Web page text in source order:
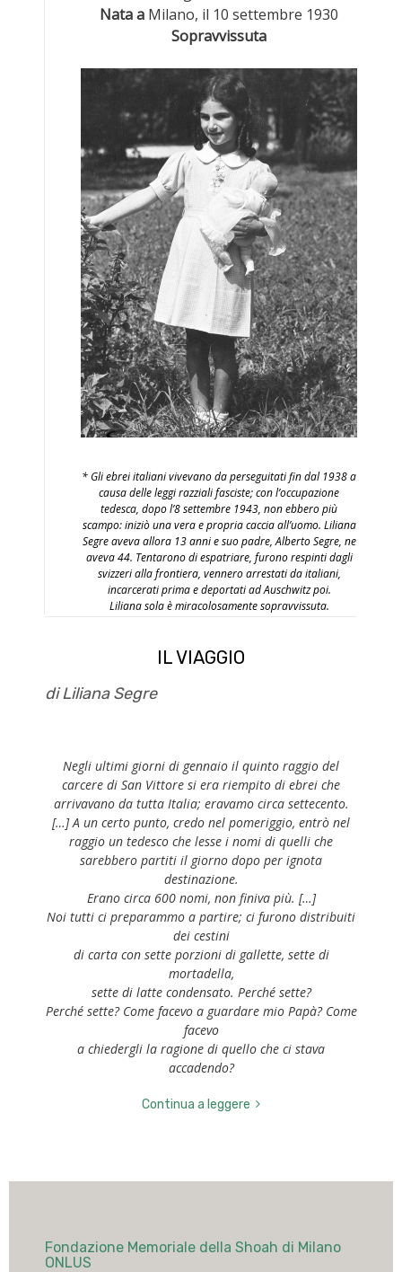
Nata a Milano, il 10 settembre 1930
Sopravvissuta
* Gli ebrei italiani vivevano da perseguitati fin dal 1938 a
causa delle leggi razziali fasciste; con l’occupazione
tedesca, dopo l’8 settembre 1943, non ebbero più
scampo: iniziò una vera e propria caccia all’uomo. Liliana
Segre aveva allora 13 anni e suo padre, Alberto Segre, ne
aveva 44. Tentarono di espatriare, furono respinti dagli
svizzeri alla frontiera, vennero arrestati da italiani,
incarcerati prima e deportati ad Auschwitz poi.
Liliana sola è miracolosamente sopravvissuta.
IL VIAGGIO
di Liliana Segre
Negli ultimi giorni di gennaio il quinto raggio del
carcere di San Vittore si era riempito di ebrei che
arrivavano da tutta Italia; eravamo circa settecento.
[…] A un certo punto, credo nel pomeriggio, entrò nel
raggio un tedesco che lesse i nomi di quelli che
sarebbero partiti il giorno dopo per ignota
destinazione.
Erano circa 600 nomi, non finiva più. […]
Noi tutti ci preparammo a partire; ci furono distribuiti
dei cestini
di carta con sette porzioni di gallette, sette di
mortadella,
sette di latte condensato. Perché sette?
Perché sette? Come facevo a guardare mio Papà? Come
facevo
a chiedergli la ragione di quello che ci stava
accadendo?
Continua a leggere
Fondazione Memoriale della Shoah di Milano
ONLUS